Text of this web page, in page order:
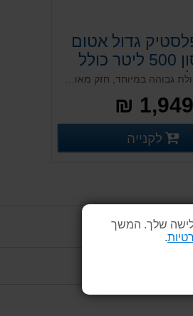
שלך. המשך
גדול אטום
לאחסון 500 ליטר כולל
מאושר מזון
מיכל ענק קיבולת גבוהה במיוחד, חזק מאוד ועמיד. כולל גלגלים מובנים, מתאים לתעשיות הטקסטיל, החקלאות, המזון והקייטרינג מאושר מזון. אפשרות למכסה תואם. נוח וצר למעבר בדלתות ומעליות. מבנה מאסיבי ועוצמתי.
1,949 ₪
פרטים נוספים
לקנייה